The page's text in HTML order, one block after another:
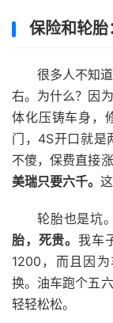
保险和轮
很多人不知
右。为什么？因
体化压铸车身，
门，4S开口就是
不傻，保费直接涨
美瑞只要六千。
轮胎也是坑。
胎，死贵。我车
1200，而且因
换。油车跑个五
轻轻松松。